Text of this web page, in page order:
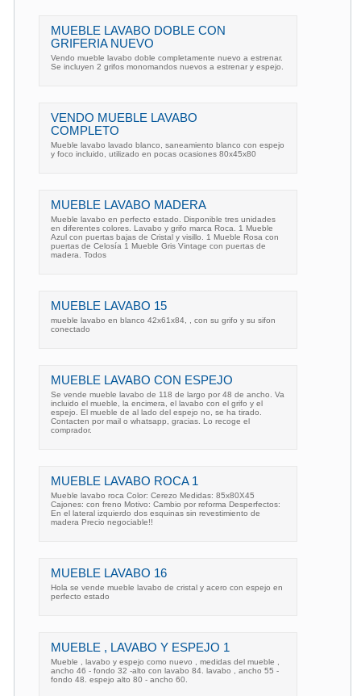
MUEBLE LAVABO DOBLE CON
GRIFERIA NUEVO
Vendo mueble lavabo doble completamente nuevo a estrenar.
Se incluyen 2 grifos monomandos nuevos a estrenar y espejo.
VENDO MUEBLE LAVABO
COMPLETO
Mueble lavabo lavado blanco, saneamiento blanco con espejo
y foco incluido, utilizado en pocas ocasiones 80x45x80
MUEBLE LAVABO MADERA
Mueble lavabo en perfecto estado. Disponible tres unidades
en diferentes colores. Lavabo y grifo marca Roca. 1 Mueble
Azul con puertas bajas de Cristal y visillo. 1 Mueble Rosa con
puertas de Celosía 1 Mueble Gris Vintage con puertas de
madera. Todos
MUEBLE LAVABO 15
mueble lavabo en blanco 42x61x84, , con su grifo y su sifon
conectado
MUEBLE LAVABO CON ESPEJO
Se vende mueble lavabo de 118 de largo por 48 de ancho. Va
incluido el mueble, la encimera, el lavabo con el grifo y el
espejo. El mueble de al lado del espejo no, se ha tirado.
Contacten por mail o whatsapp, gracias. Lo recoge el
comprador.
MUEBLE LAVABO ROCA 1
Mueble lavabo roca Color: Cerezo Medidas: 85x80X45
Cajones: con freno Motivo: Cambio por reforma Desperfectos:
En el lateral izquierdo dos esquinas sin revestimiento de
madera Precio negociable!!
MUEBLE LAVABO 16
Hola se vende mueble lavabo de cristal y acero con espejo en
perfecto estado
MUEBLE , LAVABO Y ESPEJO 1
Mueble , lavabo y espejo como nuevo , medidas del mueble ,
ancho 46 - fondo 32 -alto con lavabo 84. lavabo , ancho 55 -
fondo 48. espejo alto 80 - ancho 60.